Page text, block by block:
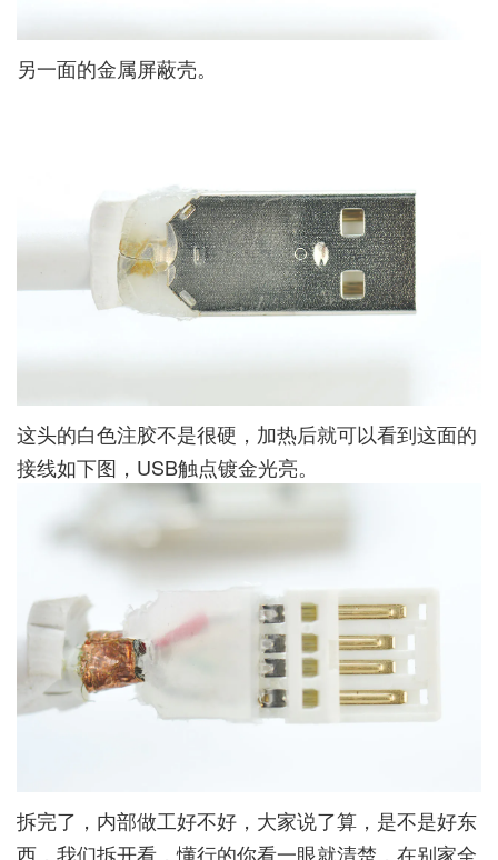
另一面的金属屏蔽壳。
这头的白色注胶不是很硬，加热后就可以看到这面的
接线如下图，USB触点镀金光亮。
拆完了，内部做工好不好，大家说了算，是不是好东
西，我们拆开看，懂行的你看一眼就清楚，在别家全